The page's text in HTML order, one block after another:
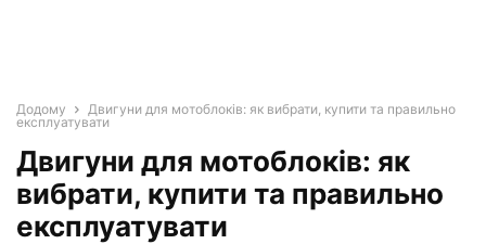
Додому
Двигуни для мотоблоків: як вибрати, купити та правильно
експлуатувати
Двигуни для мотоблоків: як
вибрати, купити та правильно
експлуатувати